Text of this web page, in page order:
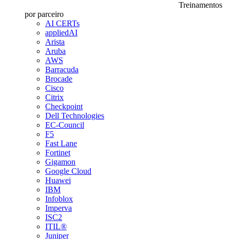
Treinamentos
por parceiro
AI CERTs
appliedAI
Arista
Aruba
AWS
Barracuda
Brocade
Cisco
Citrix
Checkpoint
Dell Technologies
EC-Council
F5
Fast Lane
Fortinet
Gigamon
Google Cloud
Huawei
IBM
Infoblox
Imperva
ISC2
ITIL®
Juniper